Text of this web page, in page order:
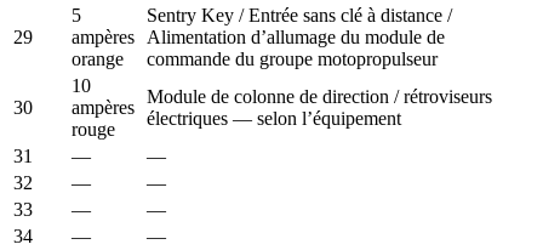
29
5
ampères
orange
Sentry Key / Entrée sans clé à distance /
Alimentation d’allumage du module de
commande du groupe motopropulseur
30
10
ampères
rouge
Module de colonne de direction / rétroviseurs
électriques — selon l’équipement
31
—
—
32
—
—
33
—
—
34
— —